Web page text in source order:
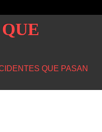
QUE PASAN